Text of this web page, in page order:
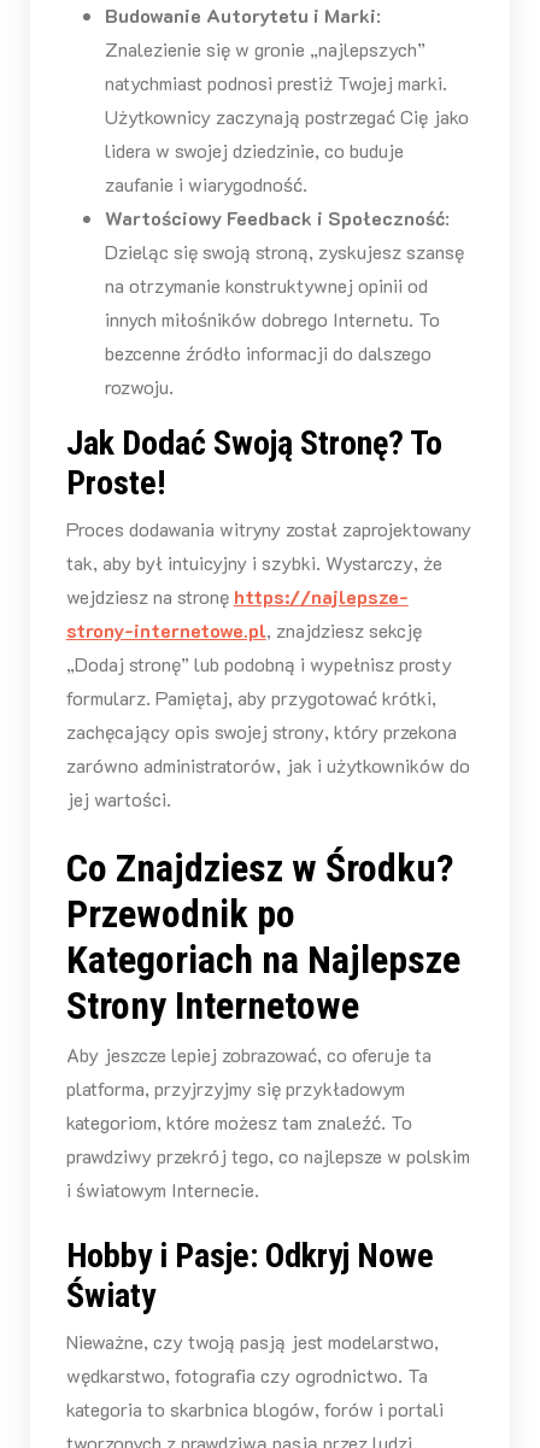
Budowanie Autorytetu i Marki:
Znalezienie się w gronie „najlepszych”
natychmiast podnosi prestiż Twojej marki.
Użytkownicy zaczynają postrzegać Cię jako
lidera w swojej dziedzinie, co buduje
zaufanie i wiarygodność.
Wartościowy Feedback i Społeczność:
Dzieląc się swoją stroną, zyskujesz szansę
na otrzymanie konstruktywnej opinii od
innych miłośników dobrego Internetu. To
bezcenne źródło informacji do dalszego
rozwoju.
Jak Dodać Swoją Stronę? To
Proste!
Proces dodawania witryny został zaprojektowany
tak, aby był intuicyjny i szybki. Wystarczy, że
wejdziesz na stronę https://najlepsze-
strony-internetowe.pl, znajdziesz sekcję
„Dodaj stronę” lub podobną i wypełnisz prosty
formularz. Pamiętaj, aby przygotować krótki,
zachęcający opis swojej strony, który przekona
zarówno administratorów, jak i użytkowników do
jej wartości.
Co Znajdziesz w Środku?
Przewodnik po
Kategoriach na Najlepsze
Strony Internetowe
Aby jeszcze lepiej zobrazować, co oferuje ta
platforma, przyjrzyjmy się przykładowym
kategoriom, które możesz tam znaleźć. To
prawdziwy przekrój tego, co najlepsze w polskim
i światowym Internecie.
Hobby i Pasje: Odkryj Nowe
Światy
Nieważne, czy twoją pasją jest modelarstwo,
wędkarstwo, fotografia czy ogrodnictwo. Ta
kategoria to skarbnica blogów, forów i portali
tworzonych z prawdziwą pasją przez ludzi,